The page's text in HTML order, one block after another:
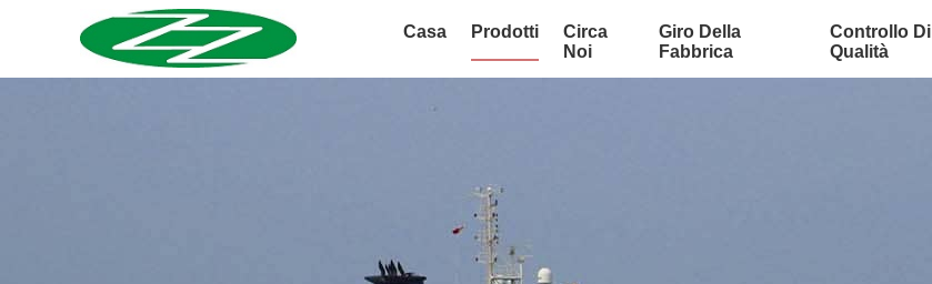
Casa Prodotti
Circa
Noi
Giro Della
Fabbrica
Controllo Di
Qualità